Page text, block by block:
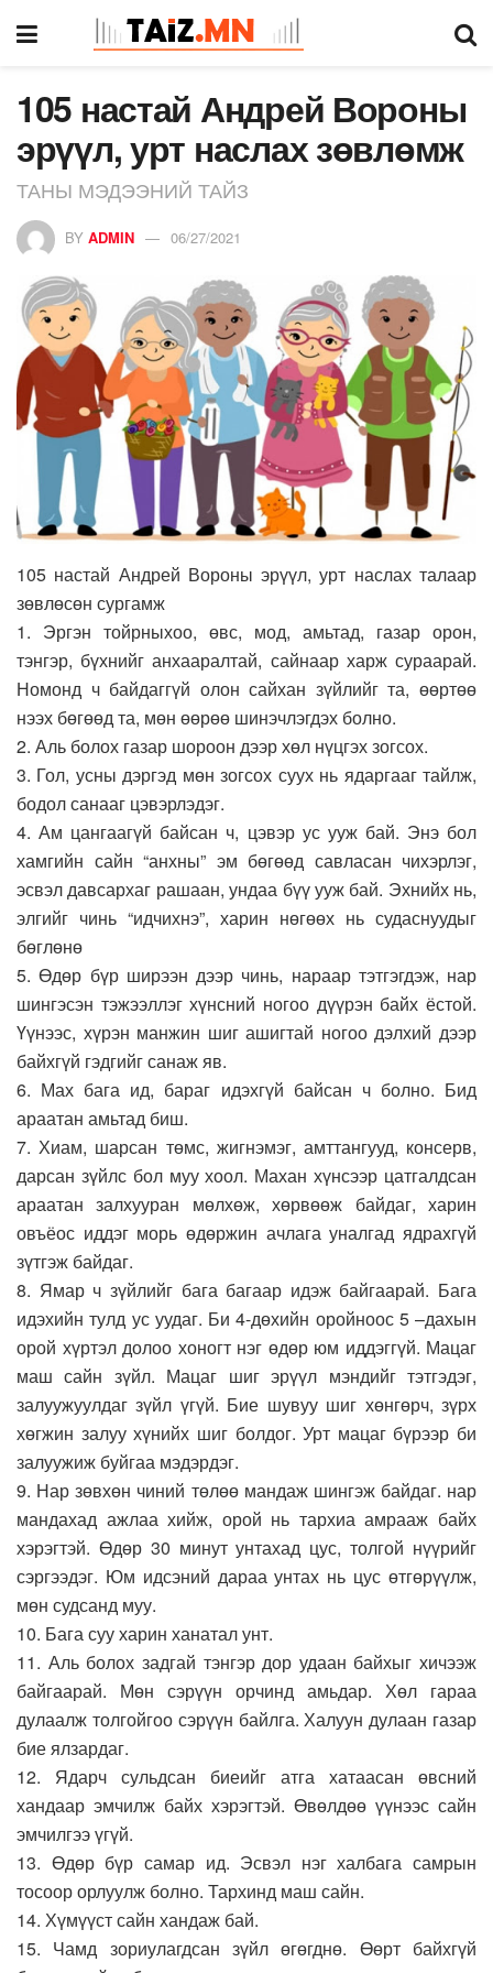
105 настай Андрей Вороны
эрүүл, урт наслах зөвлөмж
ТАНЫ МЭДЭЭНИЙ ТАЙЗ
BY ADMIN 06/27/2021
105 настай Андрей Вороны эрүүл, урт наслах талаар
зөвлөсөн сургамж
1. Эргэн тойрныхоо, өвс, мод, амьтад, газар орон,
тэнгэр, бүхнийг анхааралтай, сайнаар харж сураарай.
Номонд ч байдаггүй олон сайхан зүйлийг та, өөртөө
нээх бөгөөд та, мөн өөрөө шинэчлэгдэх болно.
2. Аль болох газар шороон дээр хөл нүцгэх зогсох.
3. Гол, усны дэргэд мөн зогсох суух нь ядаргааг тайлж,
бодол санааг цэвэрлэдэг.
4. Ам цангаагүй байсан ч, цэвэр ус ууж бай. Энэ бол
хамгийн сайн “анхны” эм бөгөөд савласан чихэрлэг,
эсвэл давсархаг рашаан, ундаа бүү ууж бай. Эхнийх нь,
элгийг чинь “идчихнэ”, харин нөгөөх нь судаснуудыг
бөглөнө
5. Өдөр бүр ширээн дээр чинь, нараар тэтгэгдэж, нар
шингэсэн тэжээллэг хүнсний ногоо дүүрэн байх ёстой.
Үүнээс, хүрэн манжин шиг ашигтай ногоо дэлхий дээр
байхгүй гэдгийг санаж яв.
6. Мах бага ид, бараг идэхгүй байсан ч болно. Бид
араатан амьтад биш.
7. Хиам, шарсан төмс, жигнэмэг, амттангууд, консерв,
дарсан зүйлс бол муу хоол. Махан хүнсээр цатгалдсан
араатан залхууран мөлхөж, хөрвөөж байдаг, харин
овъёос иддэг морь өдөржин ачлага уналгад ядрахгүй
зүтгэж байдаг.
8. Ямар ч зүйлийг бага багаар идэж байгаарай. Бага
идэхийн тулд ус уудаг. Би 4-дөхийн оройноос 5 –дахын
орой хүртэл долоо хоногт нэг өдөр юм иддэггүй. Мацаг
маш сайн зүйл. Мацаг шиг эрүүл мэндийг тэтгэдэг,
залуужуулдаг зүйл үгүй. Бие шувуу шиг хөнгөрч, зүрх
хөгжин залуу хүнийх шиг болдог. Урт мацаг бүрээр би
залуужиж буйгаа мэдэрдэг.
9. Нар зөвхөн чиний төлөө мандаж шингэж байдаг. нар
мандахад ажлаа хийж, орой нь тархиа амрааж байх
хэрэгтэй. Өдөр 30 минут унтахад цус, толгой нүүрийг
сэргээдэг. Юм идсэний дараа унтах нь цус өтгөрүүлж,
мөн судсанд муу.
10. Бага суу харин ханатал унт.
11. Аль болох задгай тэнгэр дор удаан байхыг хичээж
байгаарай. Мөн сэрүүн орчинд амьдар. Хөл гараа
дулаалж толгойгоо сэрүүн байлга. Халуун дулаан газар
бие ялзардаг.
12. Ядарч сульдсан биеийг атга хатаасан өвсний
хандаар эмчилж байх хэрэгтэй. Өвөлдөө үүнээс сайн
эмчилгээ үгүй.
13. Өдөр бүр самар ид. Эсвэл нэг халбага самрын
тосоор орлуулж болно. Тархинд маш сайн.
14. Хүмүүст сайн хандаж бай.
15. Чамд зориулагдсан зүйл өгөгднө. Өөрт байхгүй